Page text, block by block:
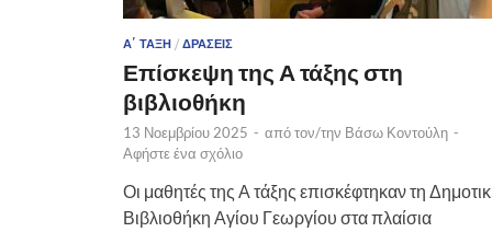
Α΄ ΤΆΞΗ / ΔΡΆΣΕΙΣ
Επίσκεψη της Α τάξης στη
βιβλιοθήκη
13 Νοεμβρίου 2025 - από τον/την Βάσω Κοντούλη -
Αφήστε ένα σχόλιο
Οι μαθητές της Α τάξης επισκέφτηκαν τη
Βιβλιοθήκη Αγίου Γεωργίου στα πλαίσια